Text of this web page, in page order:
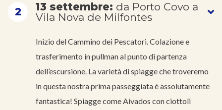
2 13 settembre: da Porto Covo a
Vila Nova de Milfontes
Inizio del Cammino dei Pescatori. Colazione e
trasferimento in pullman al punto di partenza
dell’escursione. La varietà di spiagge che troveremo
in questa nostra prima passeggiata è assolutamente
fantastica! Spiagge come Aivados con ciottoli